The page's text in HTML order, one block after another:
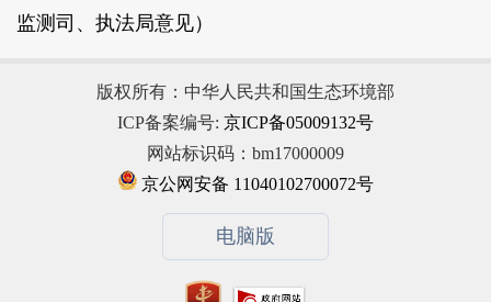
监测司、执法局意见）
版权所有：中华人民共和国生态环境部
ICP备案编号: 京ICP备05009132号
网站标识码：bm17000009
京公网安备 11040102700072号
电脑版